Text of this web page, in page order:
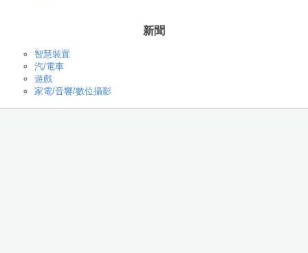
新聞
智慧裝置
汽/電車
遊戲
家電/音響/數位攝影